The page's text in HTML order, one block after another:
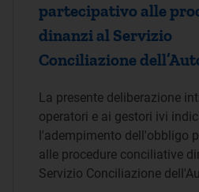
partecipativo alle
dinanzi al Servizio
Conciliazione
La presente deliberazione
operatori e ai gestori ivi
l'adempimento dell'obbligo
alle procedure conciliative
Servizio Conciliazione